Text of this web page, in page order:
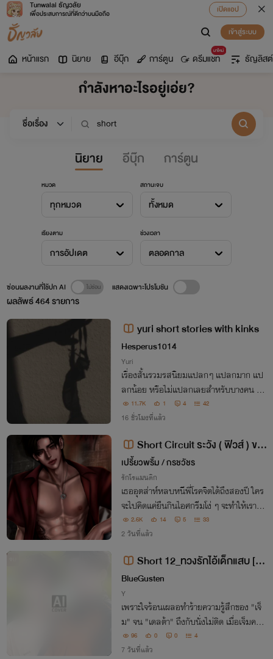
Tunwalai ธัญวลัย
เพื่อประสบการณ์ที่ดีกว่าบนมือถือ
เปิดแอป
เข้าสู่ระบบ
หน้าแรก นิยาย อีบุ๊ก การ์ตูน
มาใหม่
ดรีมแชท ธัญลิสต์
กำลังหาอะไรอยู่เอ่ย?
นิยาย อีบุ๊ก การ์ตูน
หมวด
ทุกหมวด
สถานะจบ
ทั้งหมด
เรียงตาม
การอัปเดต
ช่วงเวลา
ตลอดกาล
ผลลัพธ์464รายการ
ซ่อนผลงานที่ใช้ปก AI แสดงเฉพาะโปรโมชัน
yuri short stories with kinks
Hesperus1014
Yuri
เรื่องสั้นรวมรสนิยมแปลกๆ แปลกมาก แป
ลกน้อย หรือไม่แปลกเลยสำหรับบางคน yu
ri only
11.7K 1 4 42
16 ชั่วโมงที่แล้ว
Short Circuit ระวัง ( ฟิวส์ ) ขา
ด!
เปรี้ยวพริ้ม / กรชวัชร
รักโรแมนติก
เธออุตส่าห์หลบหนีพี่โรคจิตได้ถึงสองปี ใคร
จะไปคิดแค่ยืนกินไอศกรีมโง่ ๆ จะทำให้เราทั้ง
คู่ได้เจอกันอีกครั้ง
2.6K 14 5 33
2 วันที่แล้ว
Short 12_ทวงรักไอ้เด็กแสบ [อ่า
นฟรี! จบแล้ว]
BlueGusten
Y
เพราะใจร้อนเผลอทำร้ายความรู้สึกของ "เจ็
ม" จน "เดลต้า" ถึงกับนั่งไม่ติด เมื่อเจ็มคนนี้
ไม่ใช่แค่ช่างเทคนิคมือหนึ่งของอู่ แต่ยังพ่วง
ตำแหน่งแฟนลับๆ ของเขา คนที่เดลต้านั้นรั
96 0 0 4
7 วันที่แล้ว